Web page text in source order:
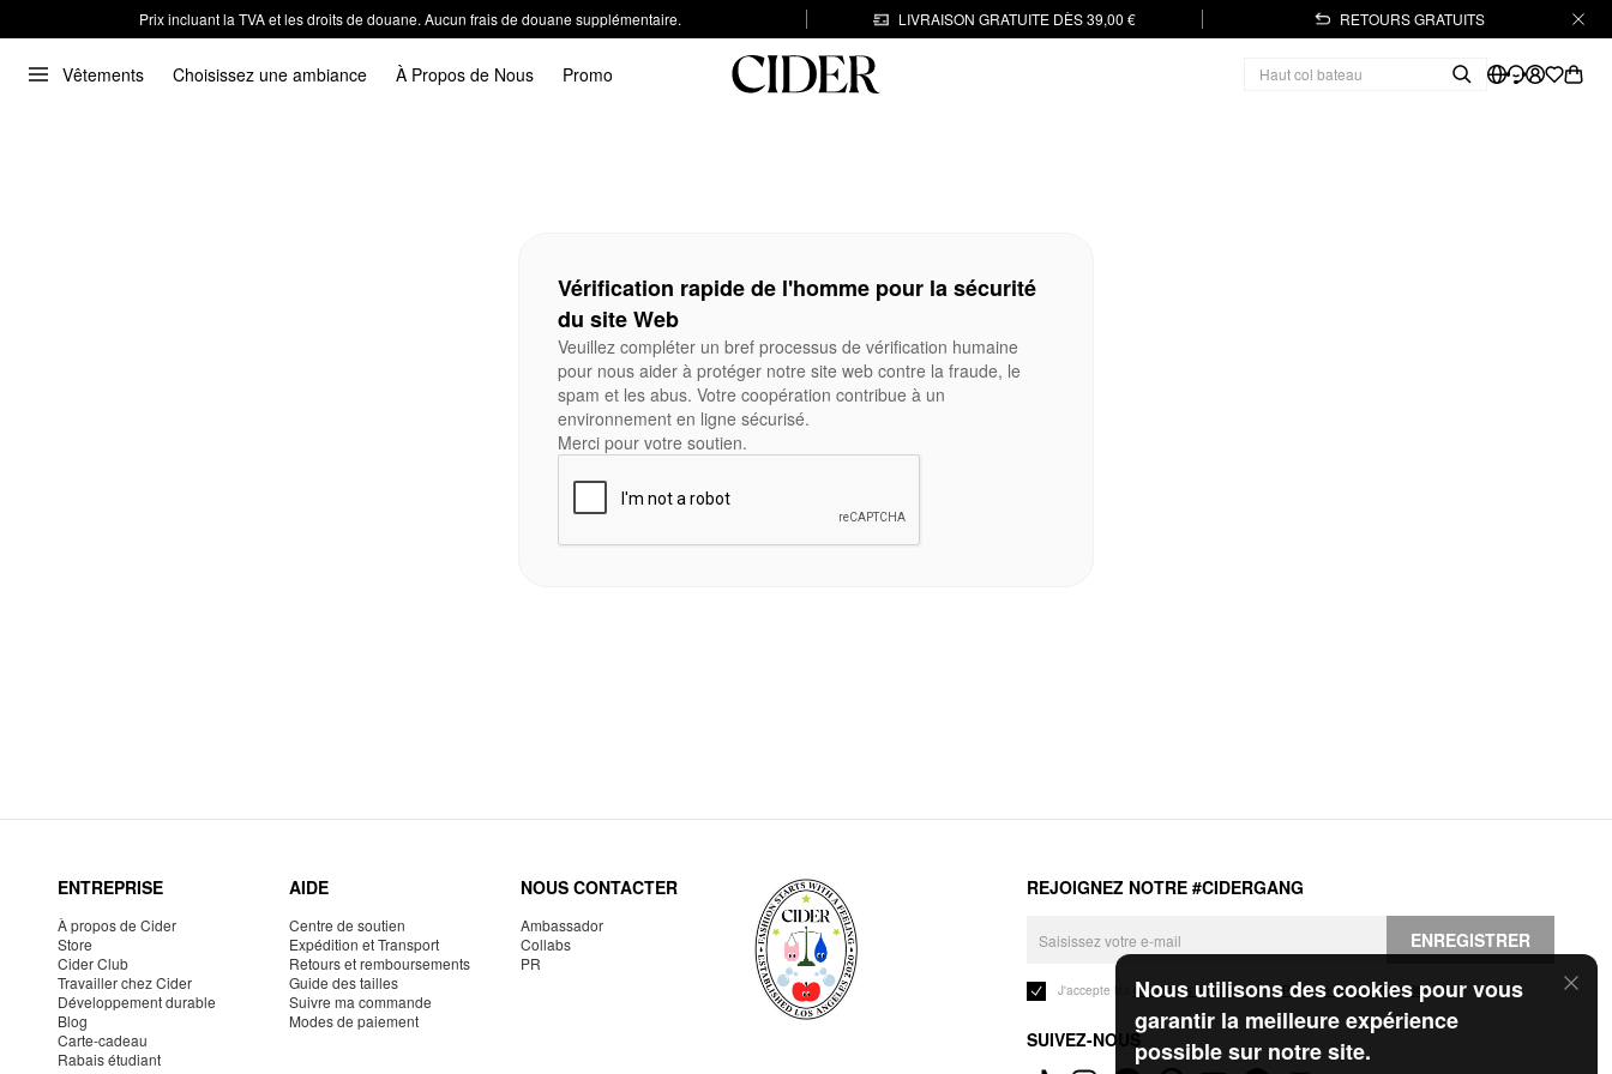
Prix incluant la TVA et les droits de douane. Aucun frais de douane supplémentaire. LIVRAISON GRATUITE DÈS 39,00 € RETOURS GRATUITS
Vêtements Choisissez une ambiance À Propos de Nous Promo
Nous utilisons des cookies pour vous
garantir la meilleure expérience
possible sur notre site.
Vérification rapide de l'homme pour la sécurité
du site Web
Veuillez compléter un bref processus de vérification humaine
pour nous aider à protéger notre site web contre la fraude, le
spam et les abus. Votre coopération contribue à un
environnement en ligne sécurisé.
Merci pour votre soutien.
ENTREPRISE
À propos de Cider
Store
Cider Club
Travailler chez Cider
Développement durable
Blog
Carte-cadeau
Rabais étudiant
AIDE
Centre de soutien
Expédition et Transport
Retours et remboursements
Guide des tailles
Suivre ma commande
Modes de paiement
NOUS CONTACTER
Ambassador
Collabs
PR
REJOIGNEZ NOTRE #CIDERGANG
ENREGISTRER
J'accepte les Conditions généraleset laPolitique de confidentialité.
SUIVEZ-NOUS